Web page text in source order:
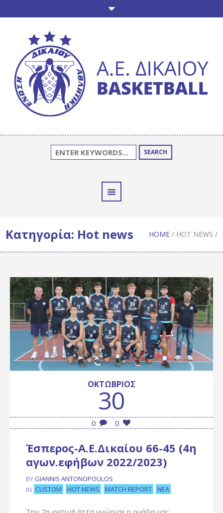
SEARCH
Κατηγορία: Hot news HOME / HOT NEWS /
ΟΚΤΏΒΡΙΟΣ
30
0 0
Έσπερος-Α.Ε.Δικαίου 66-45 (4η
αγων.εφήβων 2022/2023)
BY GIANNIS ANTONOPOULOS
IN CUSTOM HOT NEWS MATCH REPORT ΝΈΑ